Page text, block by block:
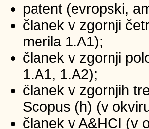
patent (evropski,
članek v zgornji
merila 1.A1);
članek v zgornji
1.A1, 1.A2);
članek v zgornjih
Scopus (h) (v
članek v A&HCI (v